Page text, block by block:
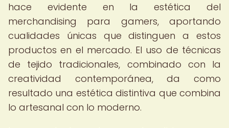
hace evidente en la estética del
merchandising para gamers, aportando
cualidades únicas que distinguen a estos
productos en el mercado. El uso de técnicas
de tejido tradicionales, combinado con la
creatividad contemporánea, da como
resultado una estética distintiva que combina
lo artesanal con lo moderno.